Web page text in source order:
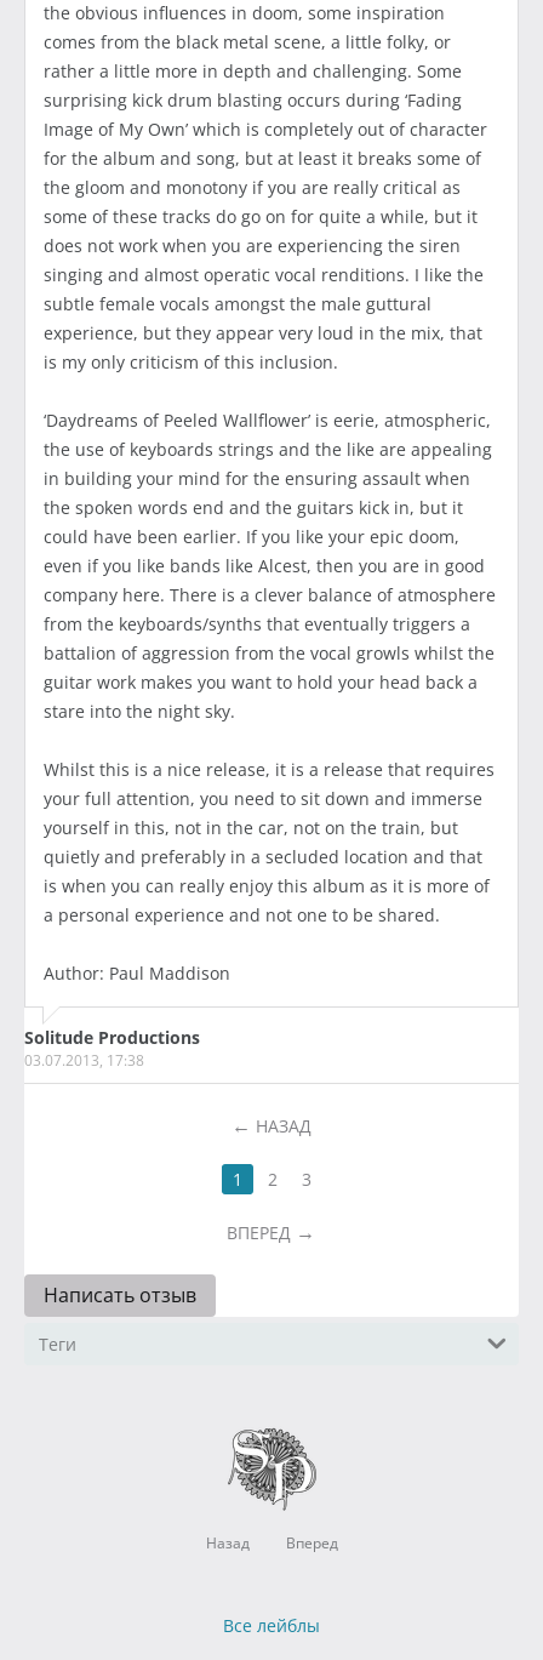
the obvious influences in doom, some inspiration
comes from the black metal scene, a little folky, or
rather a little more in depth and challenging. Some
surprising kick drum blasting occurs during ‘Fading
Image of My Own’ which is completely out of character
for the album and song, but at least it breaks some of
the gloom and monotony if you are really critical as
some of these tracks do go on for quite a while, but it
does not work when you are experiencing the siren
singing and almost operatic vocal renditions. I like the
subtle female vocals amongst the male guttural
experience, but they appear very loud in the mix, that
is my only criticism of this inclusion.
‘Daydreams of Peeled Wallflower’ is eerie, atmospheric,
the use of keyboards strings and the like are appealing
in building your mind for the ensuring assault when
the spoken words end and the guitars kick in, but it
could have been earlier. If you like your epic doom,
even if you like bands like Alcest, then you are in good
company here. There is a clever balance of atmosphere
from the keyboards/synths that eventually triggers a
battalion of aggression from the vocal growls whilst the
guitar work makes you want to hold your head back a
stare into the night sky.
Whilst this is a nice release, it is a release that requires
your full attention, you need to sit down and immerse
yourself in this, not in the car, not on the train, but
quietly and preferably in a secluded location and that
is when you can really enjoy this album as it is more of
a personal experience and not one to be shared.
Author: Paul Maddison
Solitude Productions
03.07.2013, 17:38
НАЗАД
1 2 3
ВПЕРЕД
Написать отзыв
Теги
Назад Вперед
Все лейблы